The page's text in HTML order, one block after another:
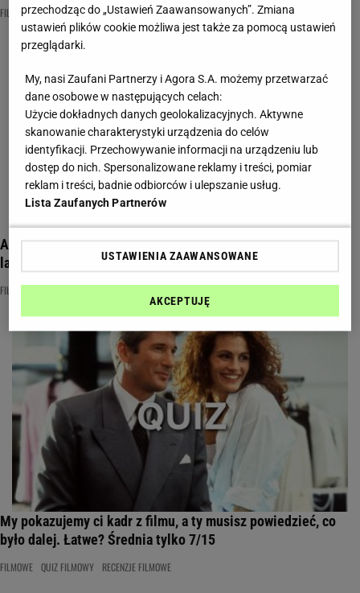
FILMOWE LATA 90 QUIZ FILMOWY
Amanci PRL. Pamiętasz najprzystojniejszych aktorów sprzed
lat?
FILMOWE
My pokazujemy ci kadr z filmu, a ty musisz powiedzieć, co
było dalej. Łatwe? Średnia tylko 7/15
FILMOWE QUIZ FILMOWY RECENZJE FILMOWE
przechodząc do „Ustawień Zaawansowanych”. Zmiana
ustawień plików cookie możliwa jest także za pomocą ustawień
przeglądarki.
My, nasi Zaufani Partnerzy i Agora S.A. możemy przetwarzać
dane osobowe w następujących celach:
Użycie dokładnych danych geolokalizacyjnych. Aktywne
skanowanie charakterystyki urządzenia do celów
identyfikacji. Przechowywanie informacji na urządzeniu lub
dostęp do nich. Spersonalizowane reklamy i treści, pomiar
reklam i treści, badnie odbiorców i ulepszanie usług.
Lista Zaufanych Partnerów
USTAWIENIA ZAAWANSOWANE
AKCEPTUJĘ